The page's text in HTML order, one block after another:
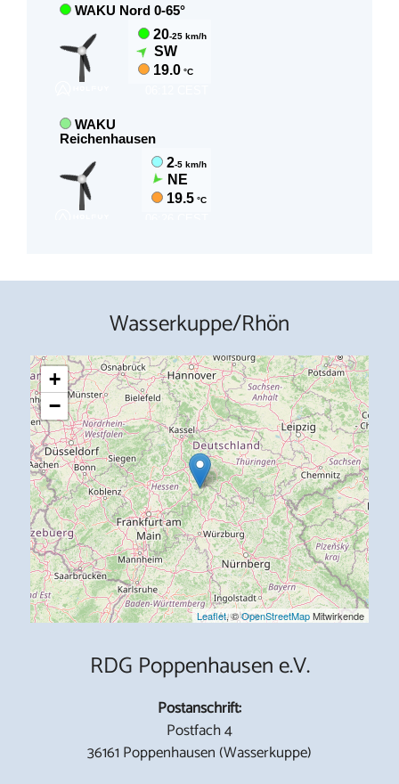
Wasserkuppe/Rhön
+
−
Leaflet, ©OpenStreetMapMitwirkende
RDG Poppenhausen e.V.
Postanschrift:
Postfach 4
36161 Poppenhausen (Wasserkuppe)